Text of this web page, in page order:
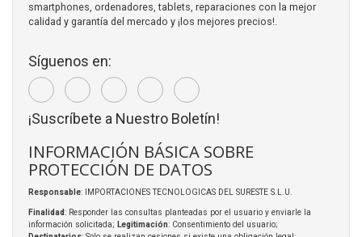
smartphones, ordenadores, tablets, reparaciones con la mejor
calidad y garantía del mercado y ¡los mejores precios!.
Síguenos en:
¡Suscríbete a Nuestro Boletín!
INFORMACIÓN BÁSICA SOBRE
PROTECCIÓN DE DATOS
Responsable: IMPORTACIONES TECNOLOGICAS DEL SURESTE S.L.U.
Finalidad: Responder las consultas planteadas por el usuario y enviarle la
información solicitada; Legitimación: Consentimiento del usuario;